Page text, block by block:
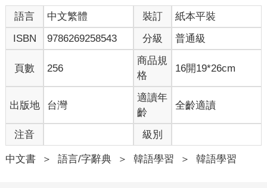
語言 中文繁體 裝訂
紙本平裝
ISBN
9786269258543 分級 普通級
頁數 256
商品規
格
16開19*26cm
出版地 台灣
適讀年
齡
全齡適讀
注音 級別
中文書 ＞ 語言/字辭典 ＞ 韓語學習 ＞ 韓語學習